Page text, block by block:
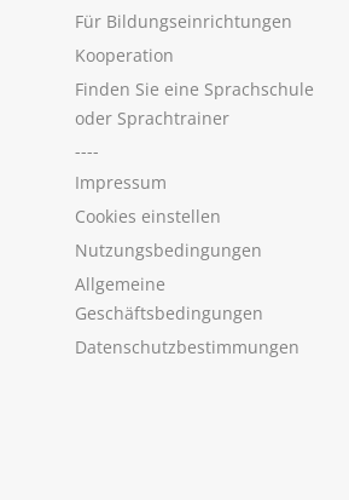
Für Bildungseinrichtungen
Kooperation
Finden Sie eine Sprachschule
oder Sprachtrainer
----
Impressum
Cookies einstellen
Nutzungsbedingungen
Allgemeine
Geschäftsbedingungen
Datenschutzbestimmungen